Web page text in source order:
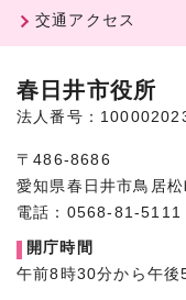
交通アクセス
春日井市役所
法人番号：
〒486-8686
愛知県春日井市鳥居
電話：0568-81-5111
開庁時間
午前8時30分から午後